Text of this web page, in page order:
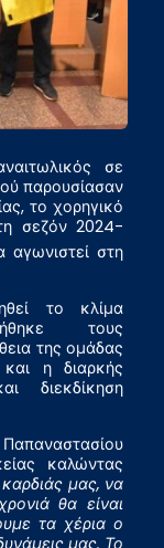
σε
παρουσίασαν
το χορηγικό
σεζόν 2024-
στη
το κλίμα
τους
της ομάδας
η διαρκής
διεκδίκηση
καλώντας
μας, να
θα είναι
τα χέρια ο